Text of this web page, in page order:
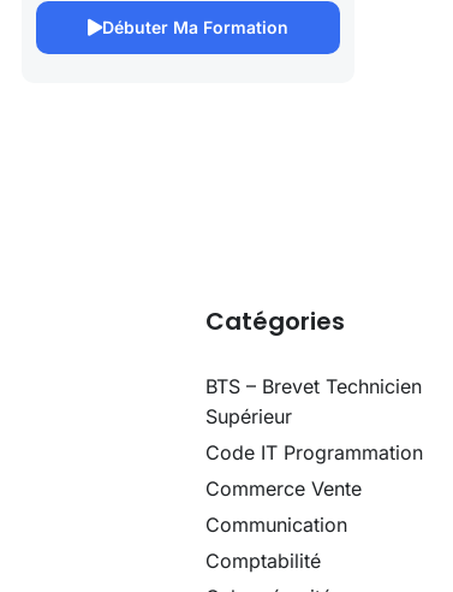
Débuter Ma Formation
Catégories
BTS – Brevet Technicien
Supérieur
Code IT Programmation
Commerce Vente
Communication
Comptabilité